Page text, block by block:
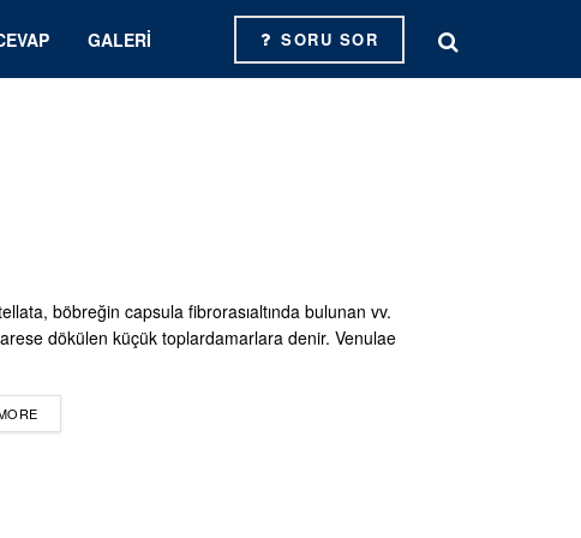
GALERI SORU SOR
böbreğin capsula fibrorasıaltında bulunan vv.
dökülen küçük toplardamarlara denir. Venulae
DETAILS